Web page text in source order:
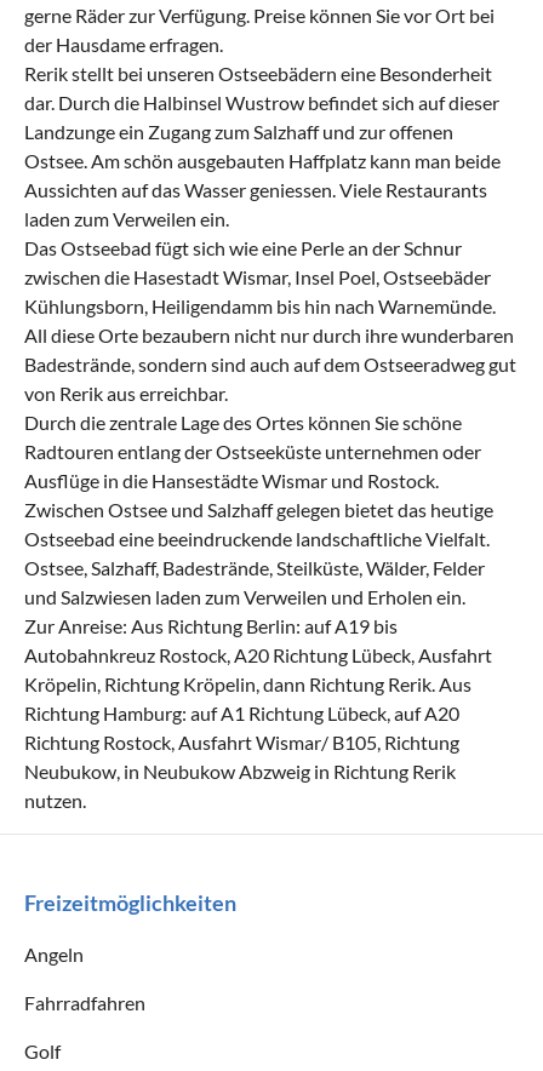
gerne Räder zur Verfügung. Preise können Sie vor Ort bei
der Hausdame erfragen.
Rerik stellt bei unseren Ostseebädern eine Besonderheit
dar. Durch die Halbinsel Wustrow befindet sich auf dieser
Landzunge ein Zugang zum Salzhaff und zur offenen
Ostsee. Am schön ausgebauten Haffplatz kann man beide
Aussichten auf das Wasser geniessen. Viele Restaurants
laden zum Verweilen ein.
Das Ostseebad fügt sich wie eine Perle an der Schnur
zwischen die Hasestadt Wismar, Insel Poel, Ostseebäder
Kühlungsborn, Heiligendamm bis hin nach Warnemünde.
All diese Orte bezaubern nicht nur durch ihre wunderbaren
Badestrände, sondern sind auch auf dem Ostseeradweg gut
von Rerik aus erreichbar.
Durch die zentrale Lage des Ortes können Sie schöne
Radtouren entlang der Ostseeküste unternehmen oder
Ausflüge in die Hansestädte Wismar und Rostock.
Zwischen Ostsee und Salzhaff gelegen bietet das heutige
Ostseebad eine beeindruckende landschaftliche Vielfalt.
Ostsee, Salzhaff, Badestrände, Steilküste, Wälder, Felder
und Salzwiesen laden zum Verweilen und Erholen ein.
Zur Anreise: Aus Richtung Berlin: auf A19 bis
Autobahnkreuz Rostock, A20 Richtung Lübeck, Ausfahrt
Kröpelin, Richtung Kröpelin, dann Richtung Rerik. Aus
Richtung Hamburg: auf A1 Richtung Lübeck, auf A20
Richtung Rostock, Ausfahrt Wismar/ B105, Richtung
Neubukow, in Neubukow Abzweig in Richtung Rerik
nutzen.
Freizeitmöglichkeiten
Angeln
Fahrradfahren
Golf